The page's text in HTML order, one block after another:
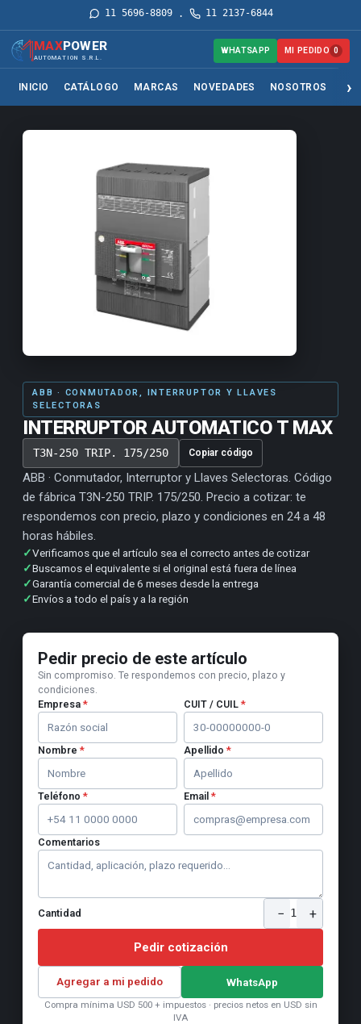
11 5696-8809· 11 2137-6844
MAXPOWER
AUTOMATION S.R.L.
INICIO CATÁLOGO MARCAS NOVEDADES NOSOTROS
WHATSAPP MI PEDIDO 0
ABB · CONMUTADOR, INTERRUPTOR Y LLAVES
SELECTORAS
INTERRUPTOR AUTOMATICO T MAX
T3N-250 TRIP. 175/250 Copiar código
ABB · Conmutador, Interruptor y Llaves Selectoras. Código
de fábrica T3N-250 TRIP. 175/250. Precio a cotizar: te
respondemos con precio, plazo y condiciones en 24 a 48
horas hábiles.
✓Verificamos que el artículo sea el correcto antes de cotizar
✓Buscamos el equivalente si el original está fuera de línea
✓Garantía comercial de 6 meses desde la entrega
✓Envíos a todo el país y a la región
Pedir precio de este artículo
Sin compromiso. Te respondemos con precio, plazo y
condiciones.
Empresa * CUIT / CUIL *
Nombre * Apellido *
Teléfono * Email *
Comentarios
Cantidad − 1 +
Pedir cotización
Agregar a mi pedido WhatsApp
Compra mínima USD 500 + impuestos · precios netos en USD sin
IVA